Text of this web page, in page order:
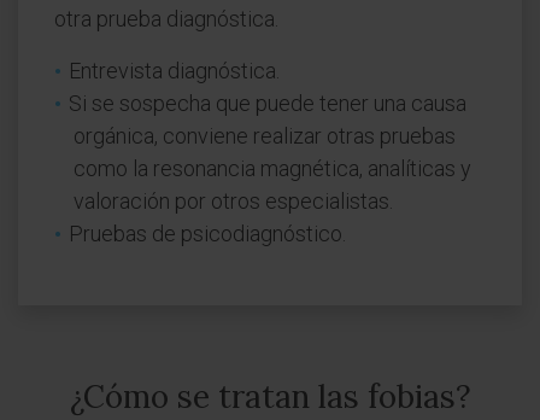
otra prueba diagnóstica.
Entrevista diagnóstica.
Si se sospecha que puede tener una causa
orgánica, conviene realizar otras pruebas
como la resonancia magnética, analíticas y
valoración por otros especialistas.
Pruebas de psicodiagnóstico.
¿Cómo se tratan las fobias?